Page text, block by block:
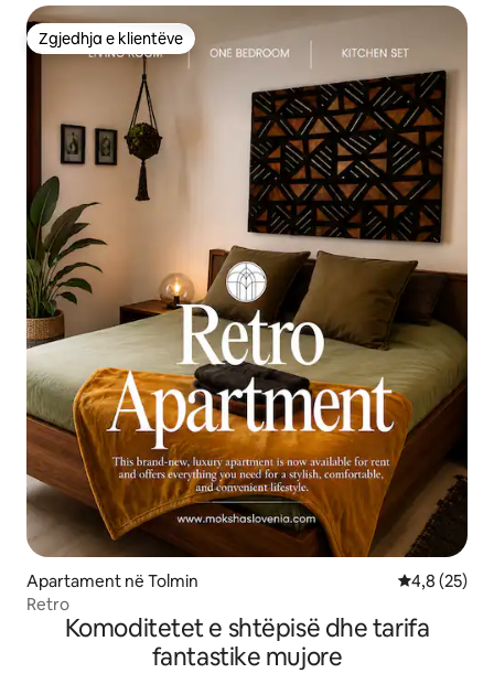
Zgjedhja e klientëve
Zgjedhja e klientëve
Apartament në Tolmin Vlerësimi
4,8 (25)
Retro
Komoditetet e shtëpisë dhe tarifa
fantastike mujore